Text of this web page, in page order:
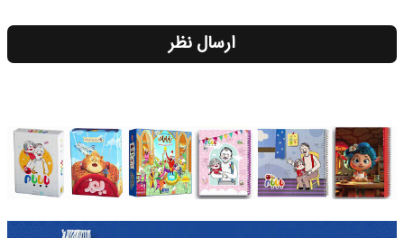
ارسال نظر